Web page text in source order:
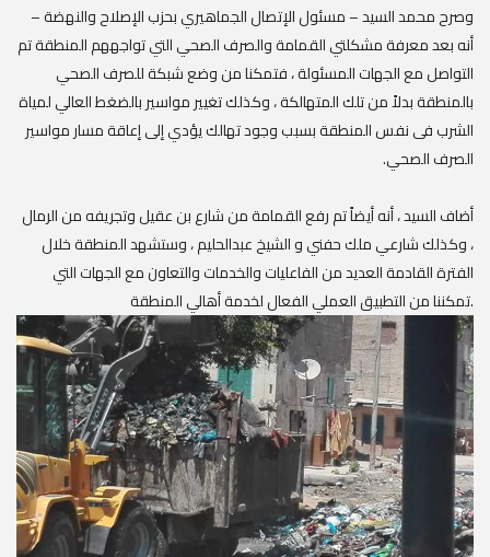
وصرح محمد السيد – مسئول الإتصال الجماهيري بحزب الإصلاح والنهضة –
أنه بعد معرفة مشكلتي القمامة والصرف الصحي التي تواجههم المنطقة تم
التواصل مع الجهات المسئولة ، فتمكنا من وضع شبكة للصرف الصحي
بالمنطقة بدلاً من تلك المتهالكة ، وكذلك تغيير مواسير بالضغط العالي لمياة
الشرب فى نفس المنطقة بسبب وجود تهالك يؤدي إلى إعاقة مسار مواسير
الصرف الصحي.
أضاف السيد ، أنه أيضاً تم رفع القمامة من شارع بن عقيل وتجريفه من الرمال
، وكذلك شارعي ملك حفني و الشيخ عبدالحليم ، وستشهد المنطقة خلال
الفترة القادمة العديد من الفاعليات والخدمات والتعاون مع الجهات التي
تمكننا من التطبيق العملي الفعال لخدمة أهالي المنطقة.